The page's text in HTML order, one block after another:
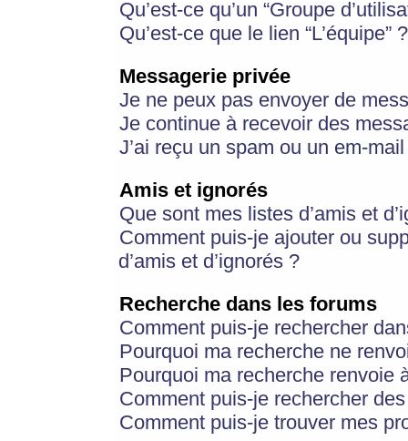
Qu’est-ce qu’un “Groupe
Qu’est-ce que le lien “L’équipe” ?
Messagerie privée
Je ne peux pas envoyer de
Je continue à recevoir des
J’ai reçu un spam ou un em-
Amis et ignorés
Que sont mes listes d’amis et
Comment puis-je ajouter ou
d’amis et d’ignorés ?
Recherche dans les forums
Comment puis-je rechercher
Pourquoi ma recherche ne
Pourquoi ma recherche renvoie
Comment puis-je rechercher
Comment puis-je trouver mes